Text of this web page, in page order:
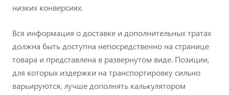
низких конверсиях.
Вся информация о доставке и дополнительных тратах
должна быть доступна непосредственно на странице
товара и представлена в развернутом виде. Позиции,
для которых издержки на транспортировку сильно
варьируются, лучше дополнять калькулятором